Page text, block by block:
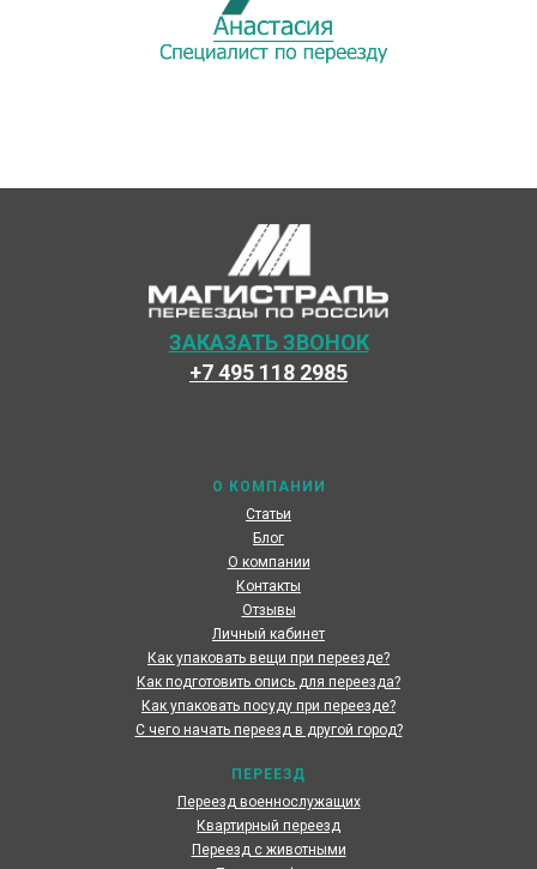
О КОМПАНИИ
Статьи
ПЕРЕЕЗД
Блог
О компании
Контакты
Отзывы
Личный кабинет
Как упаковать вещи при переезде?
Как подготовить опись для переезда?
Как упаковать посуду при переезде?
С чего начать переезд в другой город?
+7 495 118 2985
ЗАКАЗАТЬ ЗВОНОК
Переезд военнослужащих
Квартирный переезд
Переезд с животными